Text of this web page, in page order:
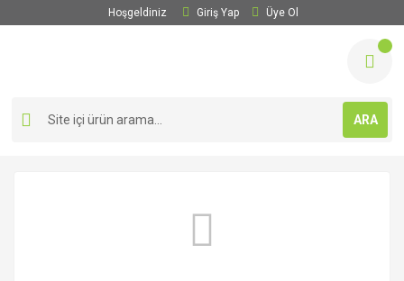
Hoşgeldiniz Giriş Yap Üye Ol
ARA